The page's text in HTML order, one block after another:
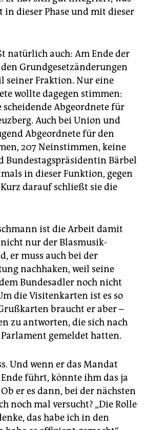
in dieser Phase und mit dieser
natürlich auch: Am Ende der
Grundgesetzänderungen
seiner Fraktion. Nur eine
wollte dagegen stimmen:
scheidende Abgeordnete für
Auch bei Union und
Abgeordnete für den
207 Neinstimmen, keine
Bundestagspräsidentin Bärbel
in dieser Funktion, gegen
darauf schließt sie die
ist die Arbeit damit
nur der Blasmusik-
er muss auch bei der
nachhaken, weil seine
Bundesadler noch nicht
die Visitenkarten ist es so
braucht er aber –
zu antworten, die sich nach
gemeldet hatten.
Und wenn er das Mandat
führt, könnte ihm das ja
er es dann, bei der nächsten
noch mal versucht? „Die Rolle
das habe ich in den